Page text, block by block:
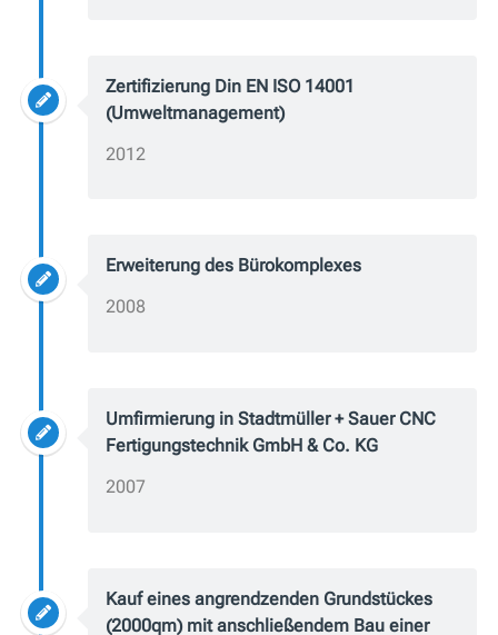
Zertifizierung Din EN ISO 14001
(Umweltmanagement)
2012
Erweiterung des Bürokomplexes
2008
Umfirmierung in Stadtmüller + Sauer CNC
Fertigungstechnik GmbH & Co. KG
2007
Kauf eines angrendzenden Grundstückes
(2000qm) mit anschließendem Bau einer